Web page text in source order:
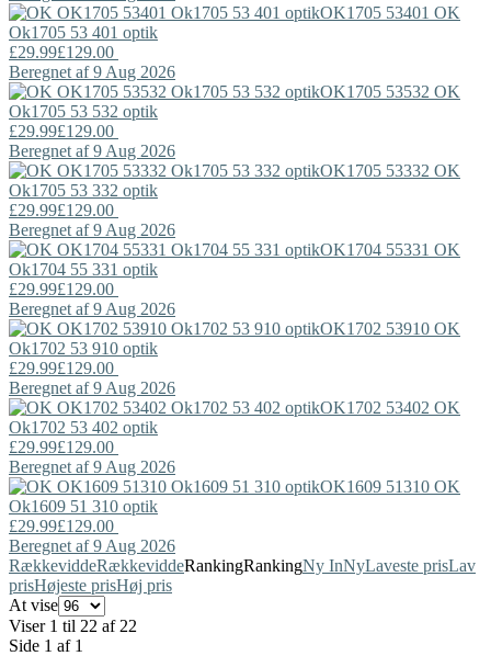
OK1705 53401 OK
Ok1705 53 401 optik
£29.99£129.00
Beregnet af 9 Aug 2026
OK1705 53532 OK
Ok1705 53 532 optik
£29.99£129.00
Beregnet af 9 Aug 2026
OK1705 53332 OK
Ok1705 53 332 optik
£29.99£129.00
Beregnet af 9 Aug 2026
OK1704 55331 OK
Ok1704 55 331 optik
£29.99£129.00
Beregnet af 9 Aug 2026
OK1702 53910 OK
Ok1702 53 910 optik
£29.99£129.00
Beregnet af 9 Aug 2026
OK1702 53402 OK
Ok1702 53 402 optik
£29.99£129.00
Beregnet af 9 Aug 2026
OK1609 51310 OK
Ok1609 51 310 optik
£29.99£129.00
Beregnet af 9 Aug 2026
RækkeviddeRækkeviddeRankingRankingNy InNyLaveste prisLav
prisHøjeste prisHøj pris
At vise
Viser 1 til 22 af 22
Side 1 af 1